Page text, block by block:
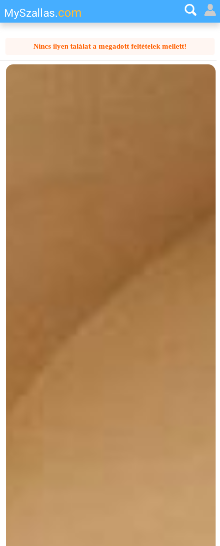
MySzallas.com
Nincs ilyen találat a megadott feltételek mellett!